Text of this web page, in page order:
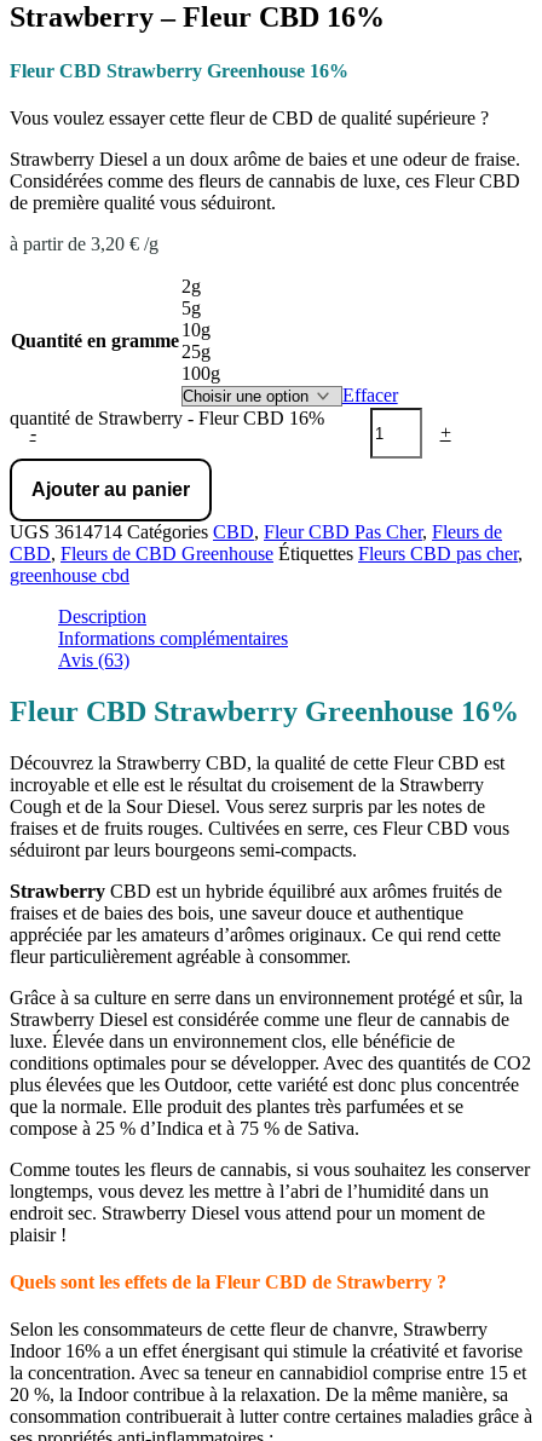
Strawberry – Fleur CBD 16%
Fleur CBD Strawberry Greenhouse 16%
Vous voulez essayer cette fleur de CBD de qualité supérieure ?
Strawberry Diesel a un doux arôme de baies et une odeur de fraise.
Considérées comme des fleurs de cannabis de luxe, ces Fleur CBD
de première qualité vous séduiront.
à partir de 3,20 € /g
Quantité en gramme
2g
5g
10g
25g
100g
Effacer
-
quantité de Strawberry - Fleur CBD 16%
+
Ajouter au panier
UGS 3614714 Catégories CBD, Fleur CBD Pas Cher, Fleurs de
CBD, Fleurs de CBD Greenhouse Étiquettes Fleurs CBD pas cher,
greenhouse cbd
Description
Informations complémentaires
Avis (63)
Fleur CBD Strawberry Greenhouse 16%
Découvrez la Strawberry CBD, la qualité de cette Fleur CBD est
incroyable et elle est le résultat du croisement de la Strawberry
Cough et de la Sour Diesel. Vous serez surpris par les notes de
fraises et de fruits rouges. Cultivées en serre, ces Fleur CBD vous
séduiront par leurs bourgeons semi-compacts.
Strawberry CBD est un hybride équilibré aux arômes fruités de
fraises et de baies des bois, une saveur douce et authentique
appréciée par les amateurs d’arômes originaux. Ce qui rend cette
fleur particulièrement agréable à consommer.
Grâce à sa culture en serre dans un environnement protégé et sûr, la
Strawberry Diesel est considérée comme une fleur de cannabis de
luxe. Élevée dans un environnement clos, elle bénéficie de
conditions optimales pour se développer. Avec des quantités de CO2
plus élevées que les Outdoor, cette variété est donc plus concentrée
que la normale. Elle produit des plantes très parfumées et se
compose à 25 % d’Indica et à 75 % de Sativa.
Comme toutes les fleurs de cannabis, si vous souhaitez les conserver
longtemps, vous devez les mettre à l’abri de l’humidité dans un
endroit sec. Strawberry Diesel vous attend pour un moment de
plaisir !
Quels sont les effets de la Fleur CBD de Strawberry ?
Selon les consommateurs de cette fleur de chanvre, Strawberry
Indoor 16% a un effet énergisant qui stimule la créativité et favorise
la concentration. Avec sa teneur en cannabidiol comprise entre 15 et
20 %, la Indoor contribue à la relaxation. De la même manière, sa
consommation contribuerait à lutter contre certaines maladies grâce à